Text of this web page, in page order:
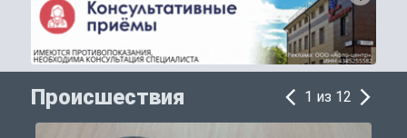
Происшествия 1 из 12